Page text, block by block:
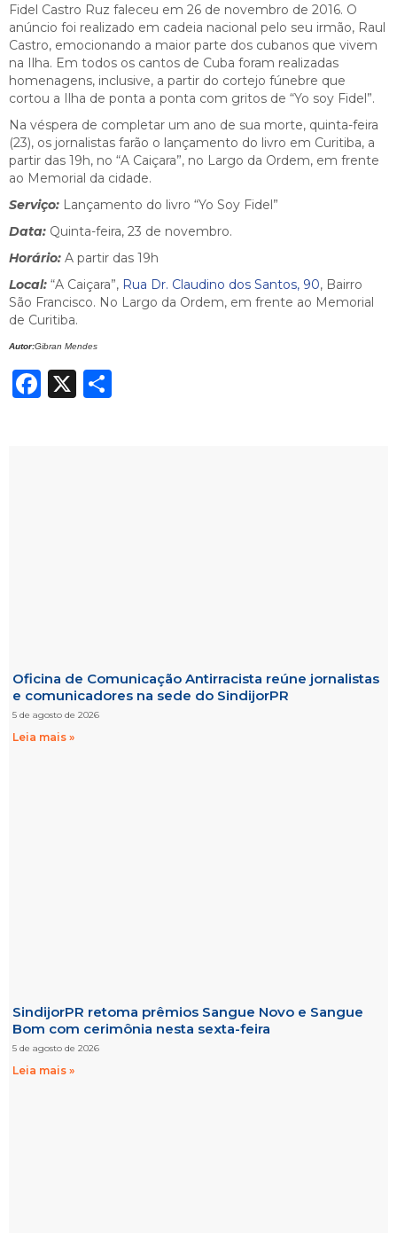
Fidel Castro Ruz faleceu em 26 de novembro de 2016. O
anúncio foi realizado em cadeia nacional pelo seu irmão, Raul
Castro, emocionando a maior parte dos cubanos que vivem
na Ilha. Em todos os cantos de Cuba foram realizadas
homenagens, inclusive, a partir do cortejo fúnebre que
cortou a Ilha de ponta a ponta com gritos de “Yo soy Fidel”.
Na véspera de completar um ano de sua morte, quinta-feira
(23), os jornalistas farão o lançamento do livro em Curitiba, a
partir das 19h, no “A Caiçara”, no Largo da Ordem, em frente
ao Memorial da cidade.
Serviço: Lançamento do livro “Yo Soy Fidel”
Data: Quinta-feira, 23 de novembro.
Horário: A partir das 19h
Local: “A Caiçara”, Rua Dr. Claudino dos Santos, 90, Bairro
São Francisco. No Largo da Ordem, em frente ao Memorial
de Curitiba.
Autor:Gibran Mendes
Facebook
X
Oficina de Comunicação Antirracista reúne jornalistas
e comunicadores na sede do SindijorPR
5 de agosto de 2026
Leia mais »
SindijorPR retoma prêmios Sangue Novo e Sangue
Bom com cerimônia nesta sexta-feira
5 de agosto de 2026
Leia mais »